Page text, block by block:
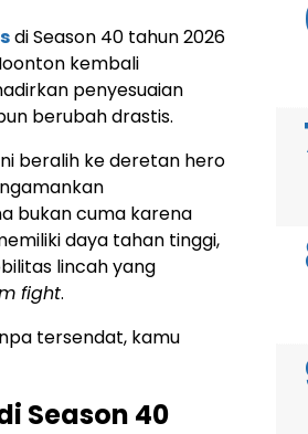
di Season 40 tahun 2026
kembali
penyesuaian
berubah drastis.
beralih ke deretan hero
bukan cuma karena
daya tahan tinggi,
lincah yang
fight.
tersendat, kamu
Season 40